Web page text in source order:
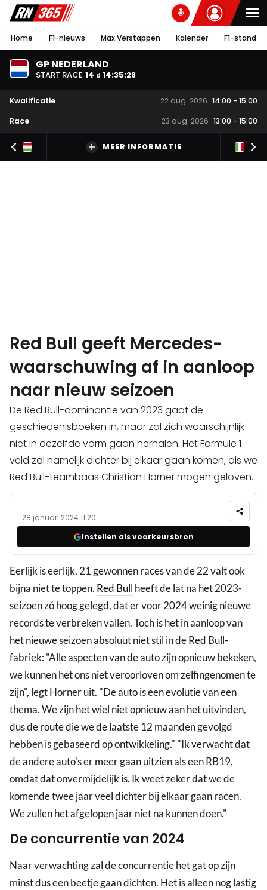
Home F1-nieuws Max Verstappen Kalender F1-stand
GP NEDERLAND
START RACE 14 d 14:35:27
Kwalificatie 22 aug. 2026 14:00 - 15:00
Race
23 aug. 2026 13:00 - 15:00
MEER INFORMATIE
Red Bull geeft Mercedes-
waarschuwing af in aanloop
naar nieuw seizoen
De Red Bull-dominantie van 2023 gaat de
geschiedenisboeken in, maar zal zich waarschijnlijk
niet in dezelfde vorm gaan herhalen. Het Formule 1-
veld zal namelijk dichter bij elkaar gaan komen, als we
Red Bull-teambaas Christian Horner mogen geloven.
28 januari 2024 11:20
Instellen als voorkeursbron
Eerlijk is eerlijk, 21 gewonnen races van de 22 valt ook
bijna niet te toppen. Red Bull heeft de lat na het 2023-
seizoen zó hoog gelegd, dat er voor 2024 weinig nieuwe
records te verbreken vallen. Toch is het in aanloop van
het nieuwe seizoen absoluut niet stil in de Red Bull-
fabriek: "Alle aspecten van de auto zijn opnieuw bekeken,
we kunnen het ons niet veroorloven om zelfingenomen te
zijn", legt Horner uit. "De auto is een evolutie van een
thema. We zijn het wiel niet opnieuw aan het uitvinden,
dus de route die we de laatste 12 maanden gevolgd
hebben is gebaseerd op ontwikkeling." "Ik verwacht dat
de andere auto's er meer gaan uitzien als een RB19,
omdat dat onvermijdelijk is. Ik weet zeker dat we de
komende twee jaar veel dichter bij elkaar gaan racen.
We zullen het afgelopen jaar niet na kunnen doen."
De concurrentie van 2024
Naar verwachting zal de concurrentie het gat op zijn
minst dus een beetje gaan dichten. Het is alleen nog lastig